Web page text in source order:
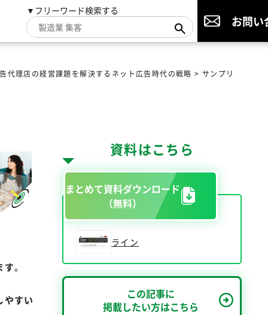
▼フリーワード検索する
お問い
代理店の経営課題を解決するネット広告時代の戦略 >サンプリ
す。
やすい
資料はこちら
まとめて資料ダウンロード
（無料）
ライン
この記事に
掲載したい方はこちら